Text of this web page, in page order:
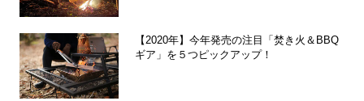
【2020年】今年発売の注目「焚き火＆BBQ
ギア」を５つピックアップ！